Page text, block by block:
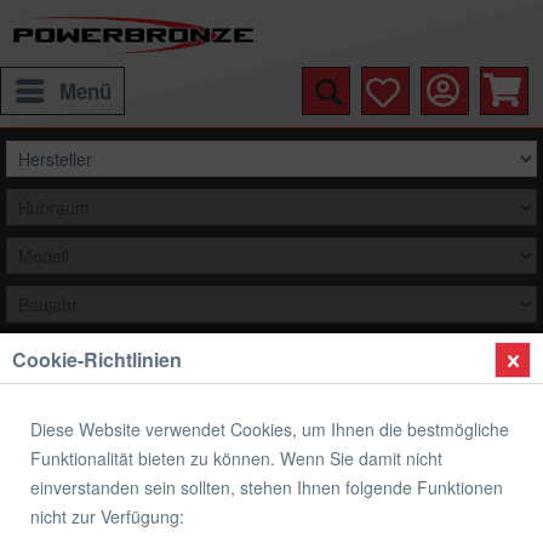
Menü
Auswählen
Pflege & Wartung
Pflegeprodukte, Verbrauchsmaterialien,
Cookie-Richtlinien
Diese Website verwendet Cookies, um Ihnen die bestmögliche
Funktionalität bieten zu können. Wenn Sie damit nicht
einverstanden sein sollten, stehen Ihnen folgende Funktionen
nicht zur Verfügung: